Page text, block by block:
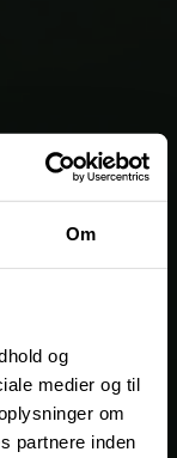
Om
og
medier og til
om
partnere inden